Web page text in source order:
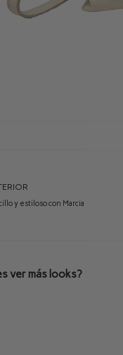
y estiloso con Marcia
ver más looks?